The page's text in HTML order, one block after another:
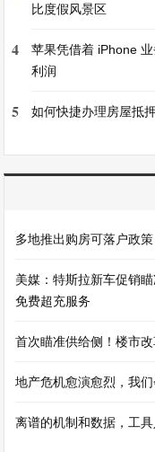
比度假风景区
4
苹果凭借着 iPhone
利润
5 如何快捷办理房屋抵
多地推出购房可落户政
美媒：特斯拉新车促销
免费超充服务
首次瞄准供给侧！楼市
地产危机愈演愈烈，我
离谱的机制和数据，工